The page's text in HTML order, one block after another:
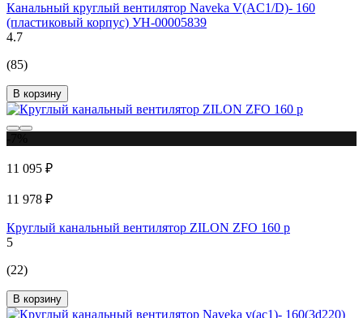
Канальный круглый вентилятор Naveka V(AC1/D)- 160
(пластиковый корпус) УН-00005839
4.7
(85)
В корзину
11 095 ₽
11 978 ₽
Круглый канальный вентилятор ZILON ZFO 160 p
5
(22)
В корзину